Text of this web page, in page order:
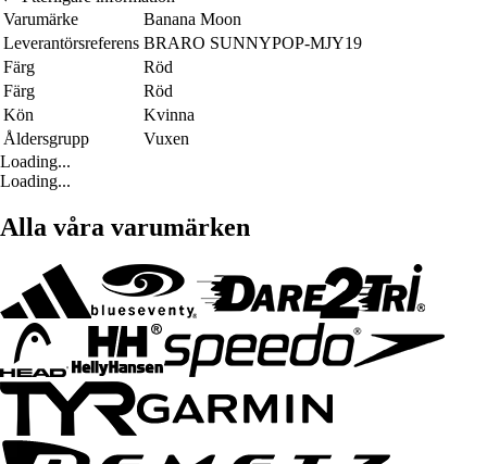
Varumärke
Banana Moon
Leverantörsreferens BRARO SUNNYPOP-MJY19
Färg
Röd
Färg
Röd
Kön
Kvinna
Åldersgrupp
Vuxen
Loading...
Loading...
Alla våra varumärken